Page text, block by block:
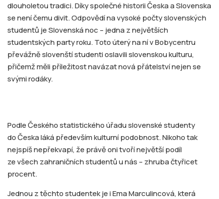
dlouholetou tradici. Díky společné historii Česka a Slovenska
se není čemu divit. Odpovědí na vysoké počty slovenských
studentů je Slovenská noc – jedna z největších
studentských party roku. Toto úterý na ní v Bobycentru
převážně slovenští studenti oslavili slovenskou kulturu,
přičemž měli příležitost navázat nová přátelství nejen se
svými rodáky.
Podle Českého statistického úřadu slovenské studenty
do Česka láká především kulturní podobnost. Nikoho tak
nejspíš nepřekvapí, že právě oni tvoří největší podíl
ze všech zahraničních studentů u nás – zhruba čtyřicet
procent.
Jednou z těchto studentek je i Ema Marculincová, která